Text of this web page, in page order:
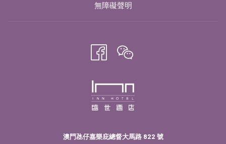
無障礙聲明
澳門氹仔嘉樂庇總督大馬路 822 號